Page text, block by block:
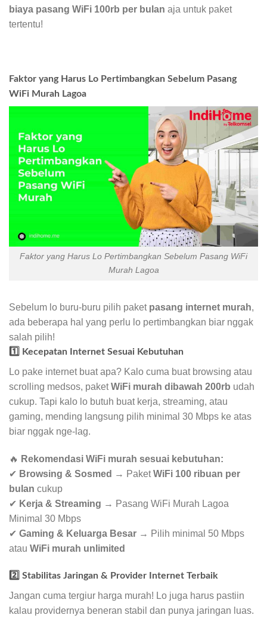
biaya pasang WiFi 100rb per bulan aja untuk paket
tertentu!
Faktor yang Harus Lo Pertimbangkan Sebelum Pasang
WiFi Murah Lagoa
Faktor yang Harus Lo Pertimbangkan Sebelum Pasang WiFi
Murah Lagoa
Sebelum lo buru-buru pilih paket pasang internet murah,
ada beberapa hal yang perlu lo pertimbangkan biar nggak
salah pilih!
1️⃣ Kecepatan Internet Sesuai Kebutuhan
Lo pake internet buat apa? Kalo cuma buat browsing atau
scrolling medsos, paketWiFi murah dibawah 200rb udah
cukup. Tapi kalo lo butuh buat kerja, streaming, atau
gaming, mending langsung pilih minimal 30 Mbps ke atas
biar nggak nge-lag.
🔥 Rekomendasi WiFi murah sesuai kebutuhan:
✔ Browsing & Sosmed → PaketWiFi 100 ribuan per
bulan cukup
✔ Kerja & Streaming → Pasang WiFi Murah Lagoa
Minimal 30 Mbps
✔ Gaming & Keluarga Besar → Pilih minimal 50 Mbps
atau WiFi murah unlimited
2️⃣ Stabilitas Jaringan & Provider Internet Terbaik
Jangan cuma tergiur harga murah! Lo juga harus pastiin
kalau providernya beneran stabil dan punya jaringan luas.